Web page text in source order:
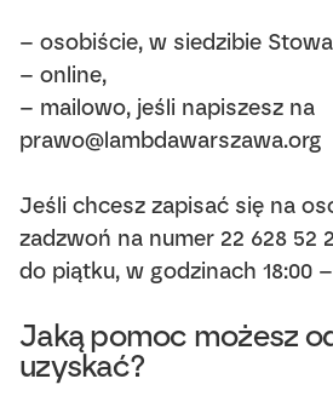
– osobiście, w siedzibie
– online,
– mailowo, jeśli napiszesz na
prawo@lambdawarszawa.org
Jeśli chcesz zapisać się na
zadzwoń na numer 22 628 52
do piątku, w godzinach 18:00 –
Jaką pomoc możesz
uzyskać?